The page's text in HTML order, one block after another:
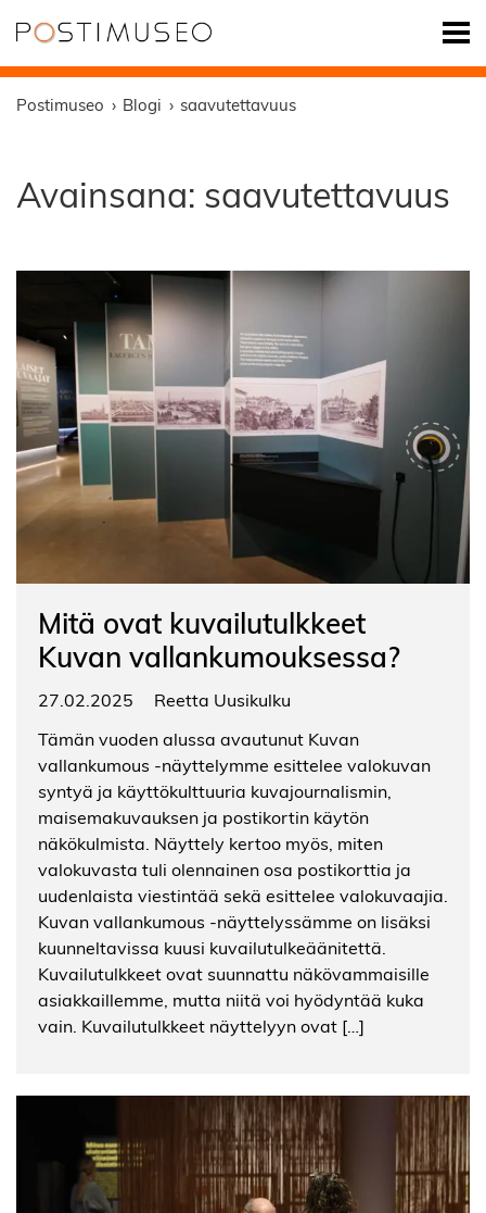
Postimuseo Blogi saavutettavuus
Avainsana: saavutettavuus
Mitä ovat kuvailutulkkeet
Kuvan vallankumouksessa?
27.02.2025
Reetta Uusikulku
Tämän vuoden alussa avautunut Kuvan
vallankumous -näyttelymme esittelee valokuvan
syntyä ja käyttökulttuuria kuvajournalismin,
maisemakuvauksen ja postikortin käytön
näkökulmista. Näyttely kertoo myös, miten
valokuvasta tuli olennainen osa postikorttia ja
uudenlaista viestintää sekä esittelee valokuvaajia.
Kuvan vallankumous -näyttelyssämme on lisäksi
kuunneltavissa kuusi kuvailutulkeäänitettä.
Kuvailutulkkeet ovat suunnattu näkövammaisille
asiakkaillemme, mutta niitä voi hyödyntää kuka
vain. Kuvailutulkkeet näyttelyyn ovat […]